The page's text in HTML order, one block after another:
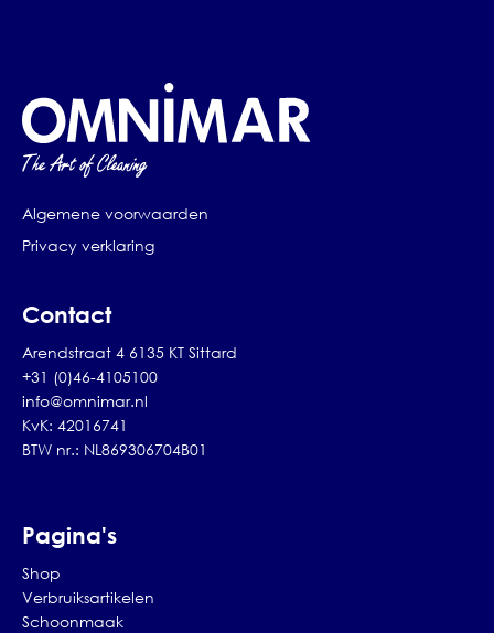
Algemene voorwaarden
Privacy verklaring
Contact
Arendstraat 4 6135 KT Sittard
+31 (0)46-4105100
info@omnimar.nl
KvK: 42016741
BTW nr.: NL869306704B01
Pagina's
Shop
Verbruiksartikelen
Schoonmaak